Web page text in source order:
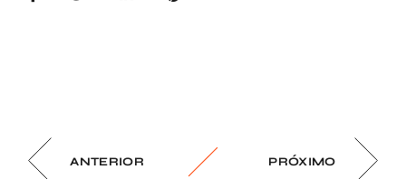
ANTERIOR PRÓXIMO